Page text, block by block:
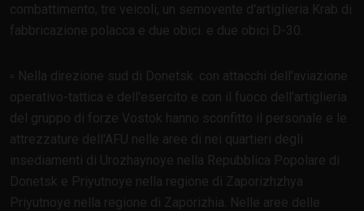
combattimento, tre veicoli, un semovente d'artiglieria Krab di
fabbricazione polacca e due obici. e due obici D-30.
▫️ Nella direzione sud di Donetsk. con attacchi dell'aviazione
operativo-tattica e dell'esercito e con il fuoco dell'artiglieria
del gruppo di forze Vostok hanno sconfitto il personale e le
attrezzature dell'AFU nelle aree di nei quartieri degli
insediamenti di Urozhaynoye nella Repubblica Popolare di
Donetsk e Priyutnoye nella regione di Zaporizhzhya
Priyutnoye nella regione di Zaporizhia. Nelle aree delle